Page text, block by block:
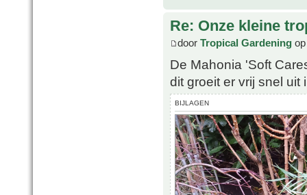
Re: Onze kleine
door Tropical Gardening
De Mahonia 'Soft
dit groeit er vrij snel uit
BIJLAGEN